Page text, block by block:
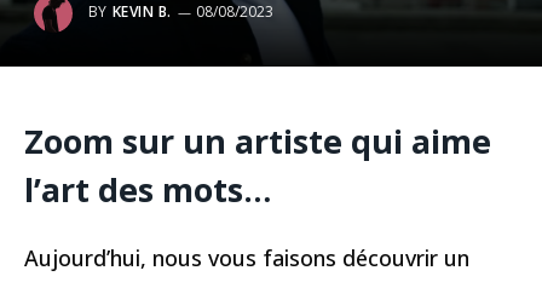
BY KEVIN B. 08/08/2023
Zoom sur un artiste qui aime
l’art des mots…
Aujourd’hui, nous vous faisons découvrir un